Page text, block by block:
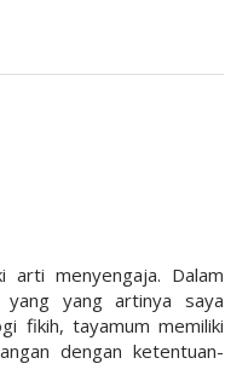
arti menyengaja. Dalam
yang artinya saya
fikih, tayamum memiliki
dengan ketentuan-